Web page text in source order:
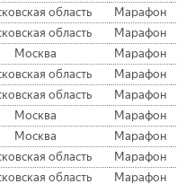
область Марафон
область Марафон
Москва Марафон
область Марафон
область Марафон
Москва Марафон
Москва Марафон
область Марафон
область Марафон